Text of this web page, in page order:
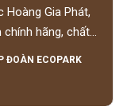
Gia Phát,
hãng, chất
tình.
ĐOÀN ECOPARK